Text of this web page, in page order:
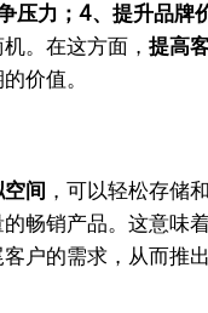
力；4、提升品牌
。在这方面，提高
价值。
间 ，可以轻松存储
畅销产品。这意味
户的需求，从而推